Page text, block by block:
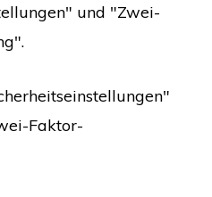
und "Zwei-
Faktor-